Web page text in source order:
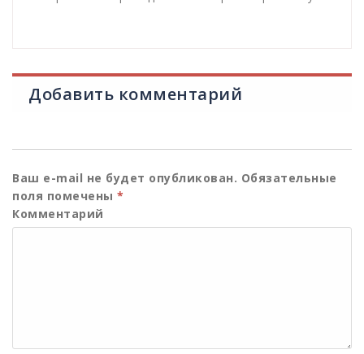
Добавить комментарий
Ваш e-mail не будет опубликован. Обязательные
поля помечены *
Комментарий